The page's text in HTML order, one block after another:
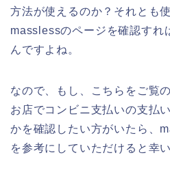
方法が使えるのか？それとも
masslessのページを確認すれ
んですよね。
なので、もし、こちらをご覧
お店でコンビニ支払いの支払
かを確認したい方がいたら、
を参考にしていただけると幸い